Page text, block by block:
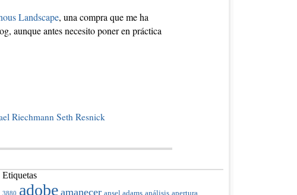
Landscape, una compra que me ha
aunque antes necesito poner en práctica
Riechmann Seth Resnick
Etiquetas
3880 adobe amanecer ansel adams análisis apertura